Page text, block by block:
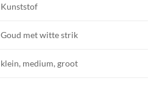
Kunststof
Goud met witte strik
klein, medium, groot